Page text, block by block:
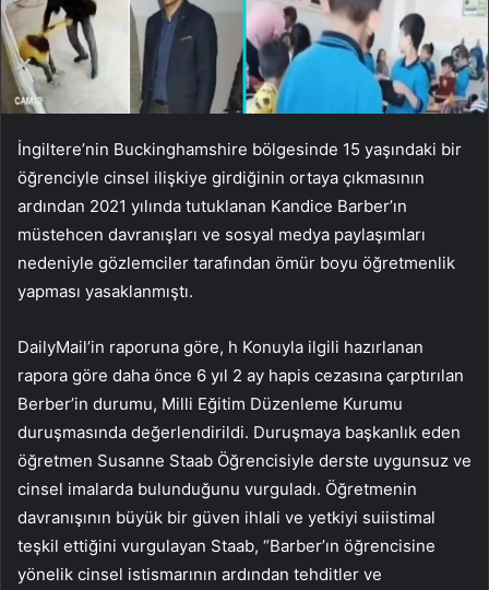
İngiltere’nin Buckinghamshire bölgesinde 15 yaşındaki bir
öğrenciyle cinsel ilişkiye girdiğinin ortaya çıkmasının
ardından 2021 yılında tutuklanan Kandice Barber’ın
müstehcen davranışları ve sosyal medya paylaşımları
nedeniyle gözlemciler tarafından ömür boyu öğretmenlik
yapması yasaklanmıştı.
DailyMail’in raporuna göre, h Konuyla ilgili hazırlanan
rapora göre daha önce 6 yıl 2 ay hapis cezasına çarptırılan
Berber’in durumu, Milli Eğitim Düzenleme Kurumu
duruşmasında değerlendirildi. Duruşmaya başkanlık eden
öğretmen Susanne Staab Öğrencisiyle derste uygunsuz ve
cinsel imalarda bulunduğunu vurguladı. Öğretmenin
davranışının büyük bir güven ihlali ve yetkiyi suiistimal
teşkil ettiğini vurgulayan Staab, “Barber’ın öğrencisine
yönelik cinsel istismarının ardından tehditler ve